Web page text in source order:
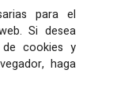
para el
Si desea
cookies y
haga